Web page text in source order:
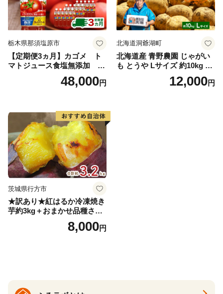
栃木県那須塩原市
【定期便3ヵ月】カゴメ ト
マトジュース食塩無添加 72
0ml PET×15本 1ケース 毎月
届く 3ヵ月 3回コース ns001-
48,000円
北海道洞爺湖町
北海道産 青野農園 じゃがい
も とうや Lサイズ 約10kg 20
26年10月初旬～12月下旬頃お
届け 先行予約 北海道 ジャガ
12,000円
茨城県行方市
★訳あり★紅はるか冷凍焼き
芋約3kg＋おまかせ品種さつ
まいも 合計約3.2kg｜さつ
まいも サツマイモ さつま芋
8,000円